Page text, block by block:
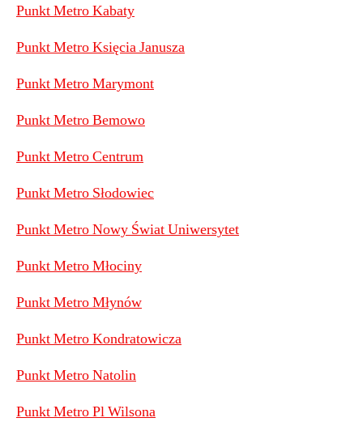
Punkt Metro Kabaty
Punkt Metro Księcia Janusza
Punkt Metro Marymont
Punkt Metro Bemowo
Punkt Metro Centrum
Punkt Metro Słodowiec
Punkt Metro Nowy Świat Uniwersytet
Punkt Metro Młociny
Punkt Metro Młynów
Punkt Metro Kondratowicza
Punkt Metro Natolin
Punkt Metro Pl Wilsona